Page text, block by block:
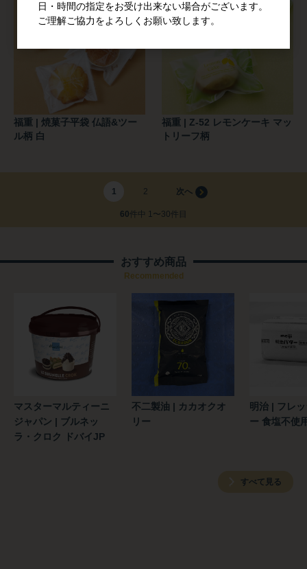
福重 | 焼菓子平袋 仏語&ツー
ル柄 白
福重 | Z-52 レモンケーキ マッ
トリーフ柄
60件中 1〜30件目
1 2
おすすめ商品
Recommended
マスターマルティーニ
ジャパン | ブルネッ
ラ・クロク ドバイJP
不二製油 | カカオクオ
リー
明治 | フレ
ー 食塩不使
すべて見る
日・時間の指定をお受け出来ない場合がございます。
ご理解ご協力をよろしくお願い致します。